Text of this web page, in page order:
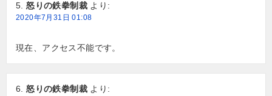
怒りの鉄拳制裁 より:
2020年7月31日 01:08
現在、アクセス不能です。
怒りの鉄拳制裁 より: